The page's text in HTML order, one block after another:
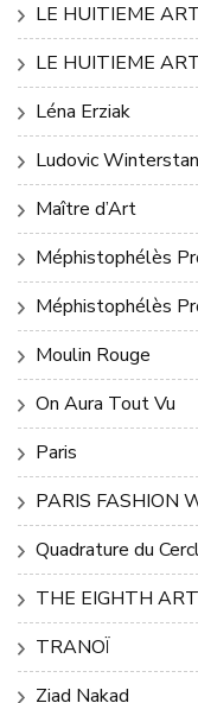
LE HUITIEME
LE HUITIEME
Léna Erziak
Ludovic Winterstan
Maître d’Art
Méphistophélès
Méphistophélès
Moulin Rouge
On Aura Tout Vu
Paris
PARIS FASHION
Quadrature du
THE EIGHTH ART
TRANOÏ
Ziad Nakad